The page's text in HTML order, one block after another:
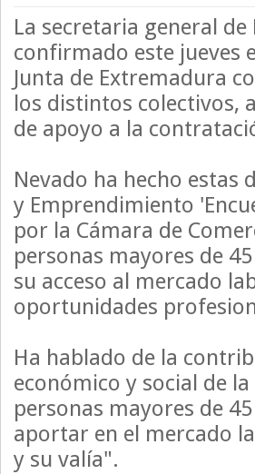
La secretaria general de
confirmado este jueves
Junta de Extremadura
los distintos colectivos,
de apoyo a la
Nevado ha hecho estas
y Emprendimiento
por la Cámara de
personas mayores de
su acceso al mercado
oportunidades
Ha hablado de la
económico y social de
personas mayores de
aportar en el mercado
y su valía".